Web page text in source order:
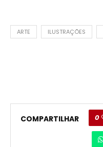
ARTE ILUSTRAÇÕES
COMPARTILHAR 0